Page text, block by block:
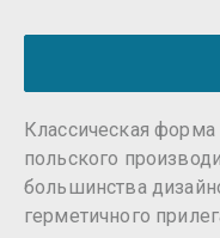
Классическая форма
польского
большинства
герметичного